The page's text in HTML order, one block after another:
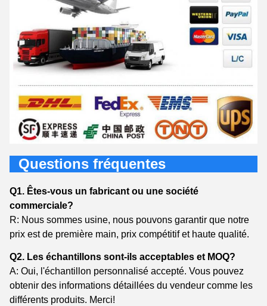
Questions fréquentes
Q1. Êtes-vous un fabricant ou une société
commerciale?
R: Nous sommes usine, nous pouvons garantir que notre
prix est de première main, prix compétitif et haute qualité.
Q2. Les échantillons sont-ils acceptables et MOQ?
A: Oui, l'échantillon personnalisé accepté. Vous pouvez
obtenir des informations détaillées du vendeur comme les
différents produits. Merci!